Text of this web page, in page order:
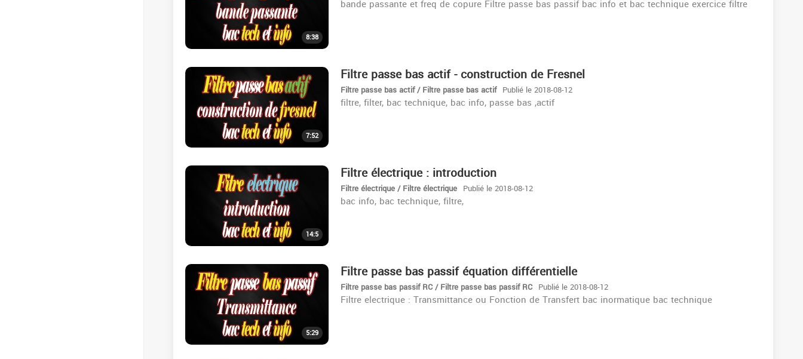
8:38
bande passante et freq de copure Filtre passe bas passif bac info et bac technique exercice filtre
7:52
Filtre passe bas actif - construction de Fresnel
Filtre passe bas actif / Filtre passe bas actif Publié le 2018-08-12
filtre, filter, bac technique, bac info, passe bas ,actif
14:5
Filtre électrique : introduction
Filtre électrique / Filtre électrique Publié le 2018-08-12
bac info, bac technique, filtre,
5:29
Filtre passe bas passif équation différentielle
Filtre passe bas passif RC / Filtre passe bas passif RC Publié le 2018-08-12
Filtre electrique : Transmittance ou Fonction de Transfert bac inormatique bac technique